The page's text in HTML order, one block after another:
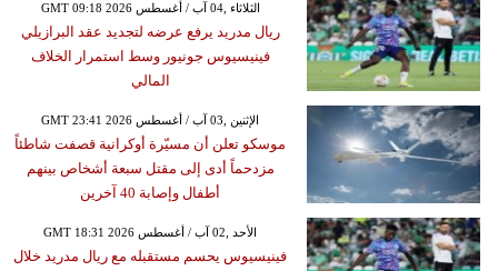
GMT 09:18 2026 الثلاثاء ,04 آب / أغسطس
ريال مدريد يرفع عرضه لتجديد عقد البرازيلي
فينيسيوس جونيور وسط استمرار الخلاف
المالي
GMT 23:41 2026 الإثنين ,03 آب / أغسطس
موسكو تعلن أن مسيّرة أوكرانية قصفت شاطئاً
مزدحماً أدى إلى مقتل سبعة أشخاص بينهم
أطفال وإصابة 40 آخرين
GMT 18:31 2026 الأحد ,02 آب / أغسطس
فينيسيوس يحسم مستقبله مع ريال مدريد خلال